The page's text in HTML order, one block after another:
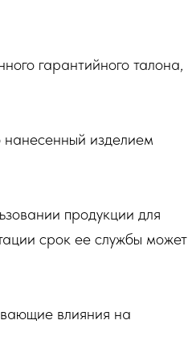
гарантийного талона,
нанесенный изделием
продукции для
срок ее службы может
влияния на